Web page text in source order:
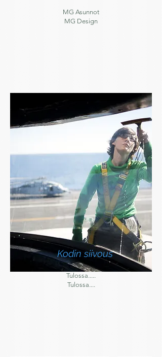
MG Asunnot
MG Design
Kodin siivous
Tulossa.....
Tulossa....